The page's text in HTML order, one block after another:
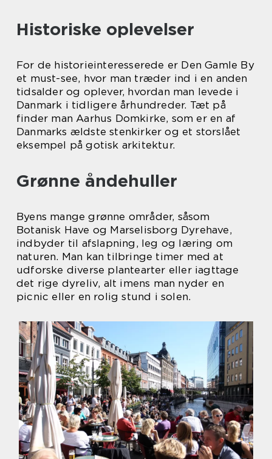
Historiske oplevelser
For de historieinteresserede er Den Gamle By
et must-see, hvor man træder ind i en anden
tidsalder og oplever, hvordan man levede i
Danmark i tidligere århundreder. Tæt på
finder man Aarhus Domkirke, som er en af
Danmarks ældste stenkirker og et storslået
eksempel på gotisk arkitektur.
Grønne åndehuller
Byens mange grønne områder, såsom
Botanisk Have og Marselisborg Dyrehave,
indbyder til afslapning, leg og læring om
naturen. Man kan tilbringe timer med at
udforske diverse plantearter eller iagttage
det rige dyreliv, alt imens man nyder en
picnic eller en rolig stund i solen.